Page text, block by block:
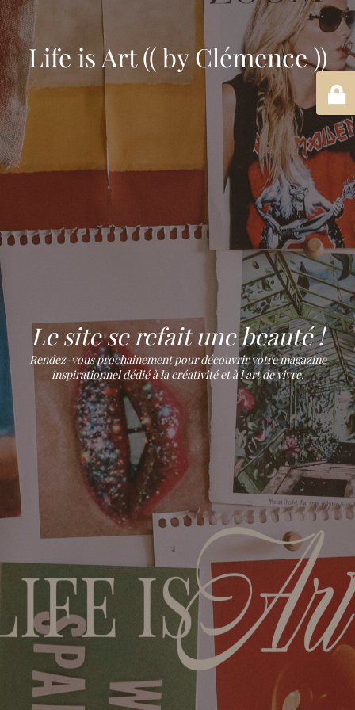
Life is Art (( by Clémence ))
Le site se refait une beauté !
Rendez-vous prochainement pour découvrir votre magazine
inspirationnel dédié à la créativité et à l'art de vivre.